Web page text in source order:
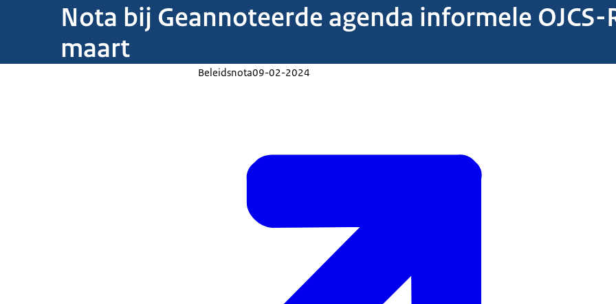
Nota bij Geannoteerde agenda informele OJCS-
maart
Beleidsnota09-02-2024